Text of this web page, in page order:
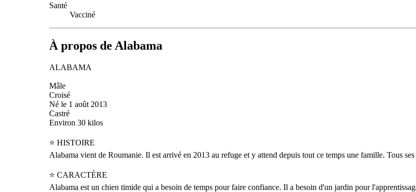
Santé
Vacciné
À propos de Alabama
ALABAMA
Mâle
Croisé
Né le 1 août 2013
Castré
Environ 30 kilos
⭐ HISTOIRE
Alabama vient de Roumanie. Il est arrivé en 2013 au refuge et y attend depuis tout ce temps une famille. Tous
⭐ CARACTÈRE
Alabama est un chien timide qui a besoin de temps pour faire confiance. Il a besoin d'un jardin pour